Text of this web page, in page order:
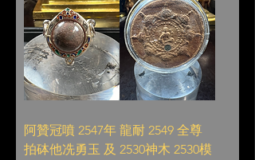
阿贊冠噴 2547年
拍砵他冼勇玉 及
龍耐 2549 全尊
2530神木 2530模